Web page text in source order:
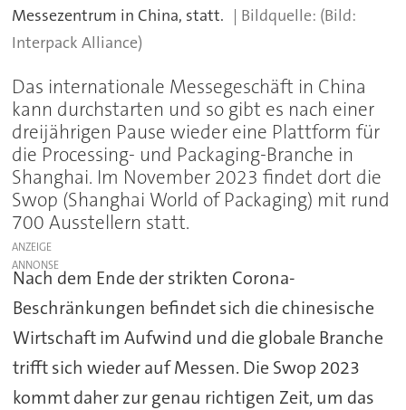
Messezentrum in China, statt.
(Bild:
Interpack Alliance)
Das internationale Messegeschäft in China
kann durchstarten und so gibt es nach einer
dreijährigen Pause wieder eine Plattform für
die Processing- und Packaging-Branche in
Shanghai. Im November 2023 findet dort die
Swop (Shanghai World of Packaging) mit rund
700 Ausstellern statt.
ANZEIGE
Nach dem Ende der strikten Corona-
Beschränkungen befindet sich die chinesische
Wirtschaft im Aufwind und die globale Branche
trifft sich wieder auf Messen. Die Swop 2023
kommt daher zur genau richtigen Zeit, um das